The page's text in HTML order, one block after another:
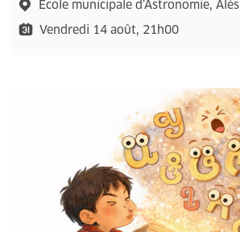
École municipale d’Astronomie, Alès
Vendredi 14 août, 21h00